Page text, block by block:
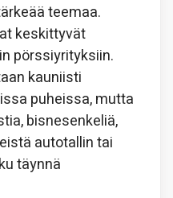
teemaa.
keskittyvät
pörssiyrityksiin.
kauniisti
puheissa, mutta
bisnesenkeliä,
autotallin tai
täynnä